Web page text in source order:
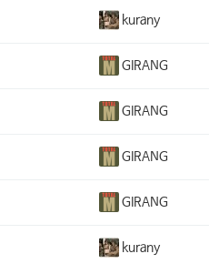
kurany
GIRANG
GIRANG
GIRANG
GIRANG
kurany